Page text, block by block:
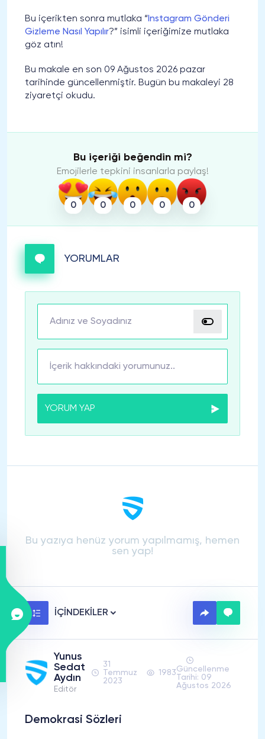
Bu içerikten sonra mutlaka “Instagram Gönderi
Gizleme Nasıl Yapılır?” isimli içeriğimize mutlaka
göz atın!
Bu makale en son 09 Ağustos 2026 pazar
tarihinde güncellenmiştir. Bugün bu makaleyi 28
ziyaretçi okudu.
Bu içeriği beğendin mi?
Emojilerle tepkini insanlarla paylaş!
0 0 0 0 0
YORUMLAR
YORUM YAP
Bu yazıya henüz yorum yapılmamış, hemen
sen yap!
İÇİNDEKİLER
Yunus
Sedat
Aydın
Editör
31
Temmuz
2023
1983Güncellenme
Tarihi: 09
Ağustos 2026
Demokrasi Sözleri